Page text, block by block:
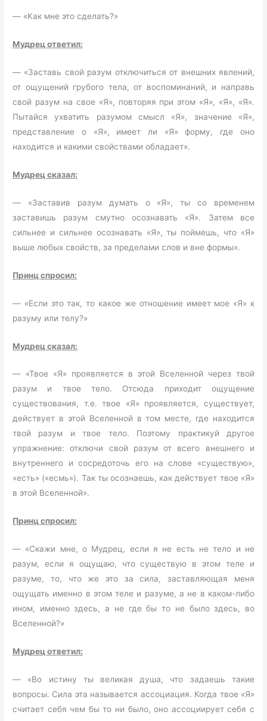
— «Как мне это сделать?»
Мудрец ответил:
— «Заставь свой разум отключиться от внешних явлений,
от ощущений грубого тела, от воспоминаний, и направь
свой разум на свое «Я», повторяя при этом «Я», «Я», «Я».
Пытайся ухватить разумом смысл «Я», значение «Я»,
представление о «Я», имеет ли «Я» форму, где оно
находится и какими свойствами обладает».
Мудрец сказал:
— «Заставив разум думать о «Я», ты со временем
заставишь разум смутно осознавать «Я». Затем все
сильнее и сильнее осознавать «Я», ты поймешь, что «Я»
выше любых свойств, за пределами слов и вне формы».
Принц спросил:
— «Если это так, то какое же отношение имеет мое «Я» к
разуму или телу?»
Мудрец сказал:
— «Твое «Я» проявляется в этой Вселенной через твой
разум и твое тело. Отсюда приходит ощущение
существования, т.е. твое «Я» проявляется, существует,
действует в этой Вселенной в том месте, где находится
твой разум и твое тело. Поэтому практикуй другое
упражнение: отключи свой разум от всего внешнего и
внутреннего и сосредоточь его на слове «существую»,
«есть» («есмь»). Так ты осознаешь, как действует твое «Я»
в этой Вселенной».
Принц спросил:
— «Скажи мне, о Мудрец, если я не есть не тело и не
разум, если я ощущаю, что существую в этом теле и
разуме, то, что же это за сила, заставляющая меня
ощущать именно в этом теле и разуме, а не в каком-либо
ином, именно здесь, а не где бы то не было здесь, во
Вселенной?»
Мудрец ответил:
— «Во истину ты великая душа, что задаешь такие
вопросы. Сила эта называется ассоциация. Когда твое «Я»
считает себя чем бы то ни было, оно ассоциирует себя с